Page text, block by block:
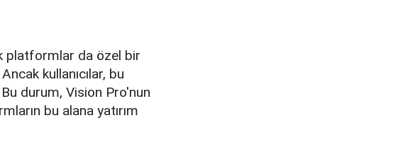
platformlar da özel bir
kullanıcılar, bu
durum, Vision Pro'nun
bu alana yatırım